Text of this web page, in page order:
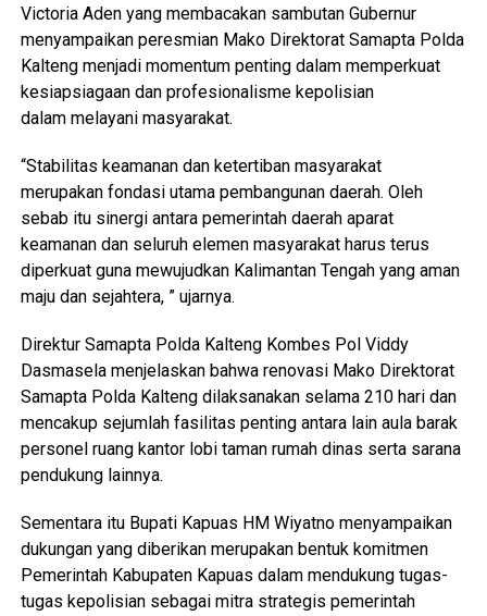
Victoria Aden yang membacakan sambutan Gubernur
menyampaikan peresmian Mako Direktorat Samapta Polda
Kalteng menjadi momentum penting dalam memperkuat
kesiapsiagaan dan profesionalisme kepolisian
dalam melayani masyarakat.
“Stabilitas keamanan dan ketertiban masyarakat
merupakan fondasi utama pembangunan daerah. Oleh
sebab itu sinergi antara pemerintah daerah aparat
keamanan dan seluruh elemen masyarakat harus terus
diperkuat guna mewujudkan Kalimantan Tengah yang aman
maju dan sejahtera, ” ujarnya.
Direktur Samapta Polda Kalteng Kombes Pol Viddy
Dasmasela menjelaskan bahwa renovasi Mako Direktorat
Samapta Polda Kalteng dilaksanakan selama 210 hari dan
mencakup sejumlah fasilitas penting antara lain aula barak
personel ruang kantor lobi taman rumah dinas serta sarana
pendukung lainnya.
Sementara itu Bupati Kapuas HM Wiyatno menyampaikan
dukungan yang diberikan merupakan bentuk komitmen
Pemerintah Kabupaten Kapuas dalam mendukung tugas-
tugas kepolisian sebagai mitra strategis pemerintah